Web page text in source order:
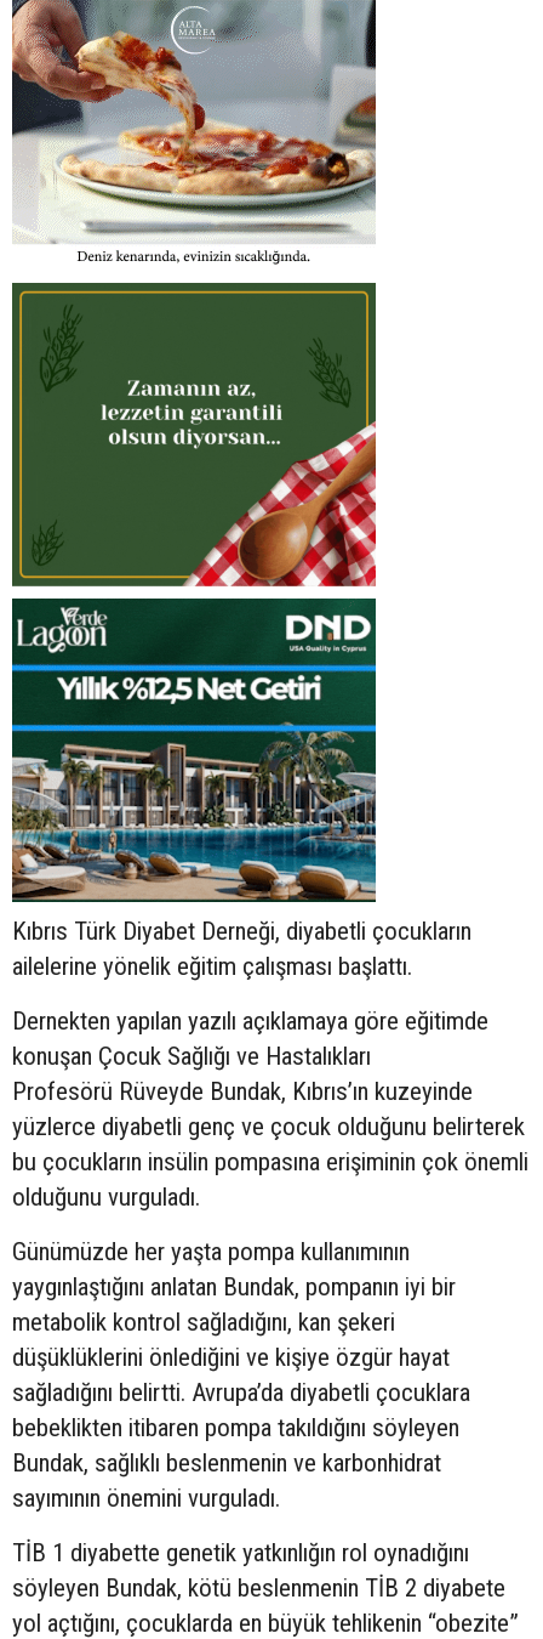
Kıbrıs Türk Diyabet Derneği, diyabetli çocukların
ailelerine yönelik eğitim çalışması başlattı.
Dernekten yapılan yazılı açıklamaya göre eğitimde
konuşan Çocuk Sağlığı ve Hastalıkları
Profesörü Rüveyde Bundak, Kıbrıs’ın kuzeyinde
yüzlerce diyabetli genç ve çocuk olduğunu belirterek
bu çocukların insülin pompasına erişiminin çok önemli
olduğunu vurguladı.
Günümüzde her yaşta pompa kullanımının
yaygınlaştığını anlatan Bundak, pompanın iyi bir
metabolik kontrol sağladığını, kan şekeri
düşüklüklerini önlediğini ve kişiye özgür hayat
sağladığını belirtti. Avrupa’da diyabetli çocuklara
bebeklikten itibaren pompa takıldığını söyleyen
Bundak, sağlıklı beslenmenin ve karbonhidrat
sayımının önemini vurguladı.
TİB 1 diyabette genetik yatkınlığın rol oynadığını
söyleyen Bundak, kötü beslenmenin TİB 2 diyabete
yol açtığını, çocuklarda en büyük tehlikenin “obezite”